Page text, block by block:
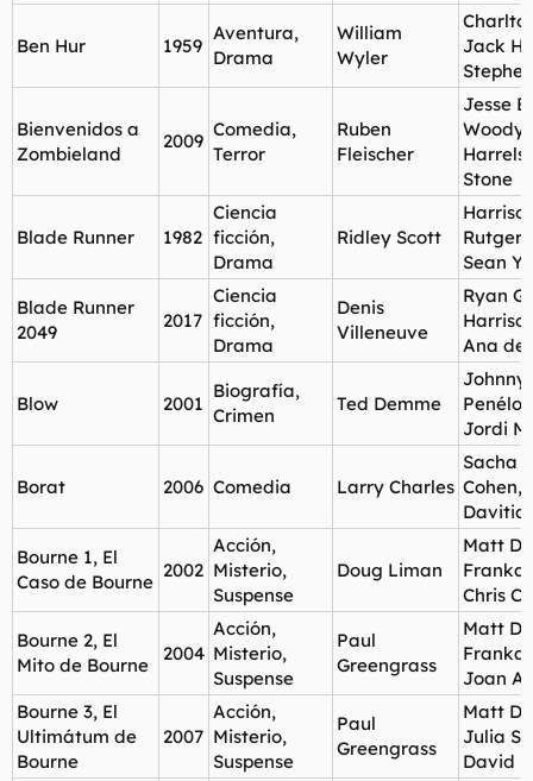
Ben Hur 1959
Aventura,
Drama
William
Wyler
Jack
Bienvenidos a
Zombieland
2009
Comedia,
Terror
Ruben
Fleischer
Jesse
Woody
Stone
Blade Runner 1982
Ciencia
ficción,
Drama
Ridley Scott
Rutger
Sean
Blade Runner
2049
2017
Ciencia
ficción,
Drama
Denis
Villeneuve
Ryan
Ana de
Blow 2001
Biografía,
Crimen
Ted Demme
Johnny
Jordi
Borat 2006 Comedia Larry Charles
Sacha
Cohen,
Bourne 1, El
Caso de Bourne
2002
Acción,
Misterio,
Suspense
Doug Liman
Matt
Franka
Chris
Bourne 2, El
Mito de Bourne
2004
Acción,
Misterio,
Suspense
Paul
Greengrass
Matt
Franka
Joan
Bourne 3, El
Ultimátum de
Bourne
2007
Acción,
Misterio,
Suspense
Paul
Greengrass
Matt
Julia
David